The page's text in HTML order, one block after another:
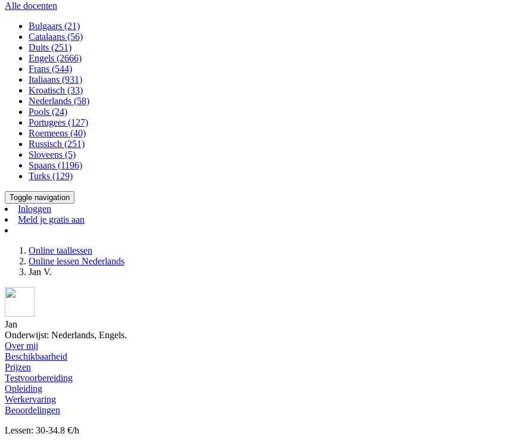
Alle docenten
Bulgaars (21)
Catalaans (56)
Duits (251)
Engels (2666)
Frans (544)
Italiaans (931)
Kroatisch (33)
Nederlands (58)
Pools (24)
Portugees (127)
Roemeens (40)
Russisch (251)
Sloveens (5)
Spaans (1196)
Turks (129)
Toggle navigation
Inloggen
Meld je gratis aan
Online taallessen
Online lessen Nederlands
Jan V.
Jan
Onderwijst: Nederlands, Engels.
Over mij
Beschikbaarheid
Prijzen
Testvoorbereiding
Opleiding
Werkervaring
Beoordelingen
Lessen: 30-34.8 €/h